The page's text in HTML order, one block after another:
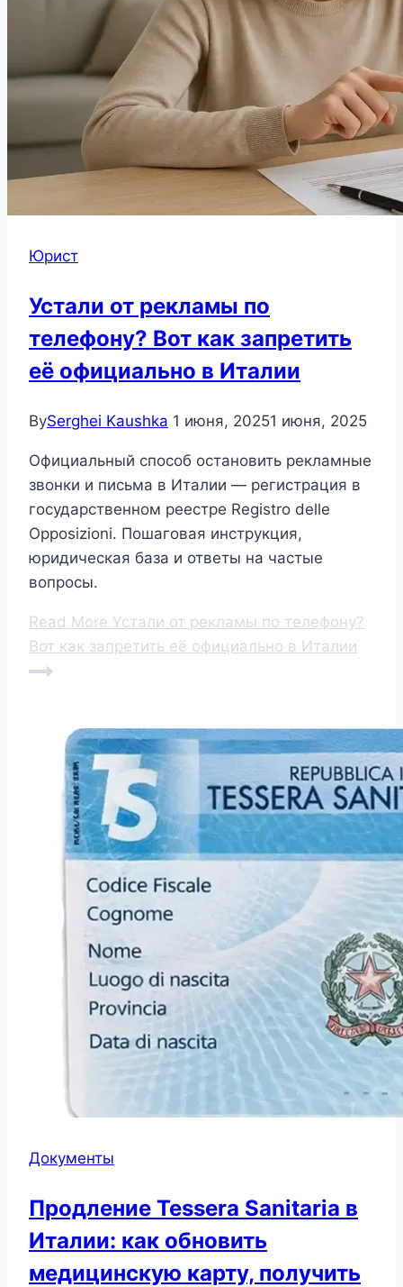
Юрист
Устали от рекламы по
телефону? Вот как запретить
её официально в Италии
BySerghei Kaushka 1 июня, 20251 июня, 2025
Официальный способ остановить рекламные
звонки и письма в Италии — регистрация в
государственном реестре Registro delle
Opposizioni. Пошаговая инструкция,
юридическая база и ответы на частые
вопросы.
Read More Устали от рекламы по телефону?
Вот как запретить её официально в Италии
Документы
Продление Tessera Sanitaria в
Италии: как обновить
медицинскую карту, получить